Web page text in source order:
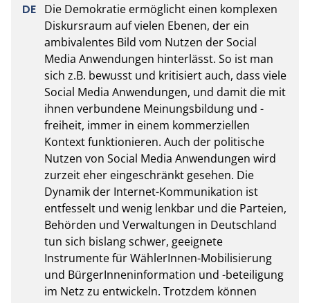
Die Demokratie ermöglicht einen komplexen
Diskursraum auf vielen Ebenen, der ein
ambivalentes Bild vom Nutzen der Social
Media Anwendungen hinterlässt. So ist man
sich z.B. bewusst und kritisiert auch, dass viele
Social Media Anwendungen, und damit die mit
ihnen verbundene Meinungsbildung und -
freiheit, immer in einem kommerziellen
Kontext funktionieren. Auch der politische
Nutzen von Social Media Anwendungen wird
zurzeit eher eingeschränkt gesehen. Die
Dynamik der Internet-Kommunikation ist
entfesselt und wenig lenkbar und die Parteien,
Behörden und Verwaltungen in Deutschland
tun sich bislang schwer, geeignete
Instrumente für WählerInnen-Mobilisierung
und BürgerInneninformation und -beteiligung
im Netz zu entwickeln. Trotzdem können